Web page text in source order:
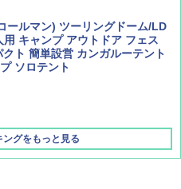
ールマン) ツーリングドーム/LD
用 キャンプ アウトドア フェス
クト 簡単設営 カンガルーテント
ソロテント
グをもっと見る